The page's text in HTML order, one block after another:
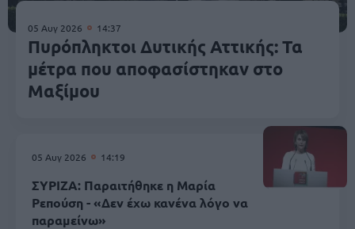
05 Αυγ 2026 14:37
Πυρόπληκτοι Δυτικής Αττικής: Τα
μέτρα που αποφασίστηκαν στο
Μαξίμου
05 Αυγ 2026 14:19
ΣΥΡΙΖΑ: Παραιτήθηκε η Μαρία
Ρεπούση - «Δεν έχω κανένα λόγο να
παραμείνω»